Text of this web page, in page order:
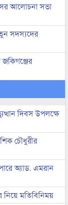
আলোচনা সভা
সদস্যদের
দিবস উপলক্ষে
চৌধুরীর
অ্যাড. এমরান
নিয়ে মতিবিনিময়